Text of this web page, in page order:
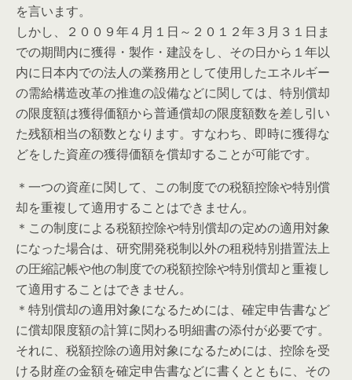
を言います。
しかし、２００９年４月１日～２０１２年３月３１日ま
での期間内に獲得・製作・建設をし、その日から１年以
内に日本内での法人の業務用として使用したエネルギー
の需給構造改革の推進の設備などに関しては、特別償却
の限度額は獲得価額から普通償却の限度額数を差し引い
た残額相当の額数となります。すなわち、即時に獲得な
どをした資産の獲得価額を償却することが可能です。
＊一つの資産に関して、この制度での税額控除や特別償
却を重複して適用することはできません。
＊この制度による税額控除や特別償却の定めの適用対象
になった場合は、研究開発税制以外の租税特別措置法上
の圧縮記帳や他の制度での税額控除や特別償却と重複し
て適用することはできません。
＊特別償却の適用対象になるためには、確定申告書など
に償却限度額の計算に関わる明細書の添付が必要です。
それに、税額控除の適用対象になるためには、控除を受
ける財産の金額を確定申告書などに書くとともに、その